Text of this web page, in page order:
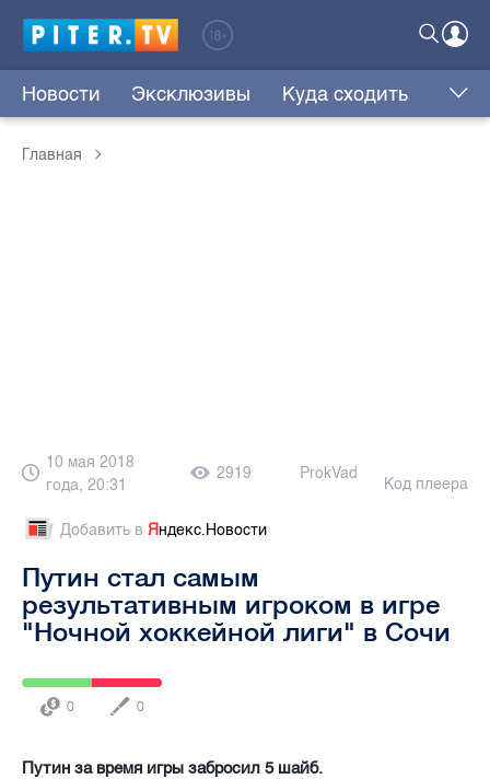
Новости Эксклюзивы Куда сходить
Главная
10 мая 2018
года, 20:31
2919 ProkVad
Код плеера
Добавить в Яндекс.Новости
Путин стал самым
результативным игроком в игре
"Ночной хоккейной лиги" в Сочи
0 0
Путин за время игры забросил 5 шайб.